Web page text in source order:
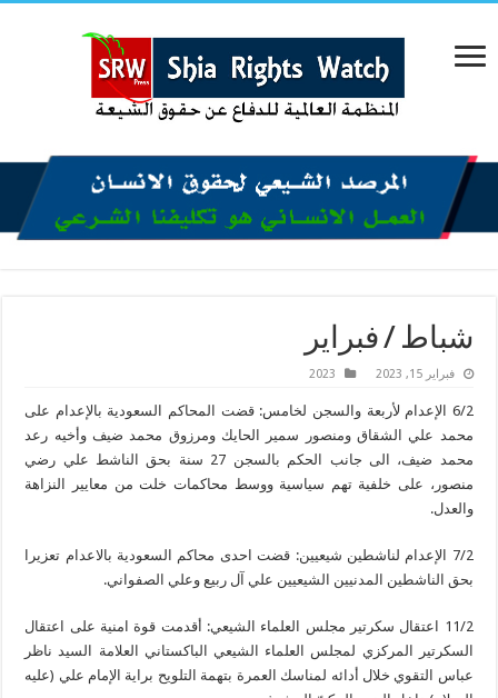
شباط / فبراير
فبراير 15, 2023 2023
6/2 الإعدام لأربعة والسجن لخامس: قضت المحاكم السعودية بالإعدام على
محمد علي الشقاق ومنصور سمير الحايك ومرزوق محمد ضيف وأخيه رعد
محمد ضيف، الى جانب الحكم بالسجن 27 سنة بحق الناشط علي رضي
منصور، على خلفية تهم سياسية ووسط محاكمات خلت من معايير النزاهة
والعدل.
7/2 الإعدام لناشطين شيعيين: قضت احدى محاكم السعودية بالاعدام تعزيرا
بحق الناشطين المدنيين الشيعيين علي آل ربيع وعلي الصفواني.
11/2 اعتقال سكرتير مجلس العلماء الشيعي: أقدمت قوة امنية على اعتقال
السكرتير المركزي لمجلس العلماء الشيعي الباكستاني العلامة السيد ناظر
عباس التقوي خلال أدائه لمناسك العمرة بتهمة التلويح براية الإمام علي (عليه